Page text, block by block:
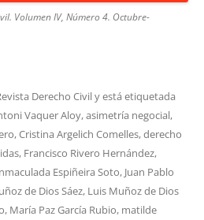
Volumen IV, Número 4. Octubre-
Derecho Civily está etiquetada
Vaquer Aloy,asimetría negocial,
,Cristina Argelich Comelles,derecho
, Francisco Rivero Hernández,
Espiñeira Soto, Juan Pablo
de Dios Sáez, Luis Muñoz de Dios
, María Paz García Rubio, matilde